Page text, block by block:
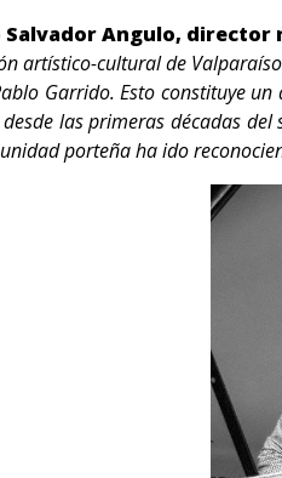
Salvador Angulo, director
artístico-cultural de
Garrido. Esto constituye
las primeras décadas
porteña ha ido